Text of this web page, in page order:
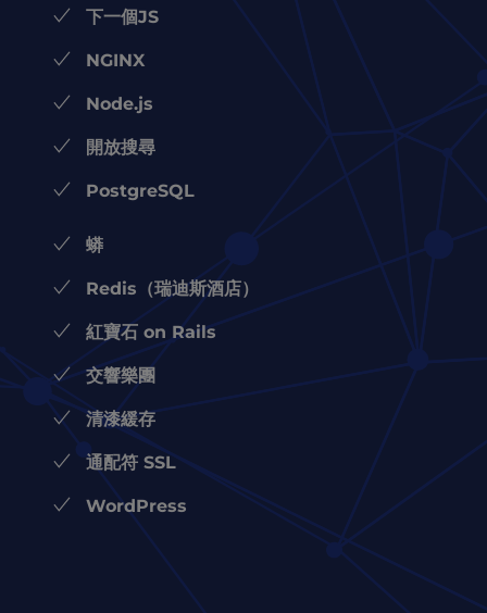
下一個JS
NGINX
Node.js
開放搜尋
PostgreSQL
蟒
Redis（瑞迪斯酒店）
紅寶石 on Rails
交響樂團
清漆緩存
通配符 SSL
WordPress